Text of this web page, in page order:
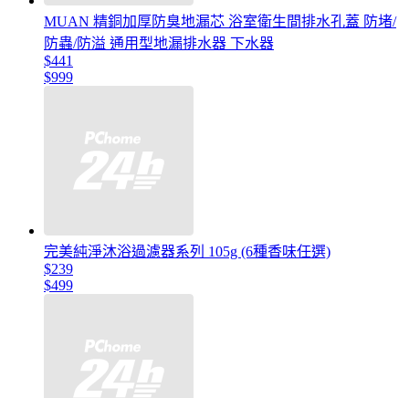
MUAN 精銅加厚防臭地漏芯 浴室衛生間排水孔蓋 防堵/
防蟲/防溢 通用型地漏排水器 下水器
$441
$999
完美純淨沐浴過濾器系列 105g (6種香味任選)
$239
$499